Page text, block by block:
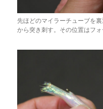
先ほどのマイラーチューブを
から突き刺す。その位置はフォ